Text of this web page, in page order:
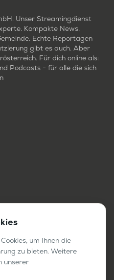
Unser Streamingdienst
Kompakte News,
Echte Reportagen
gibt es auch. Aber
Für dich online als:
Podcasts - für alle die sich
um Ihnen die
zu bieten. Weitere
unserer